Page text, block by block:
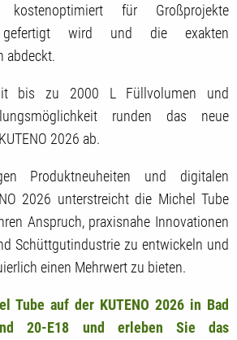
für Großprojekte
gefertigt wird und die exakten
abdeckt.
bis zu 2000 L Füllvolumen und
runden das neue
2026 ab.
Produktneuheiten und digitalen
2026 unterstreicht die Michel Tube
Anspruch, praxisnahe Innovationen
Schüttgutindustrie zu entwickeln und
einen Mehrwert zu bieten.
Tube auf der KUTENO 2026 in Bad
20-E18 und erleben Sie das